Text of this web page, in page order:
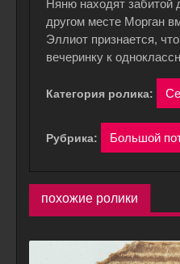
Няню находят забитой
другом месте Морган
Эллиот признается,
вечеринку к
Категория ролика:
Рубрика: Большой
похожие ролики